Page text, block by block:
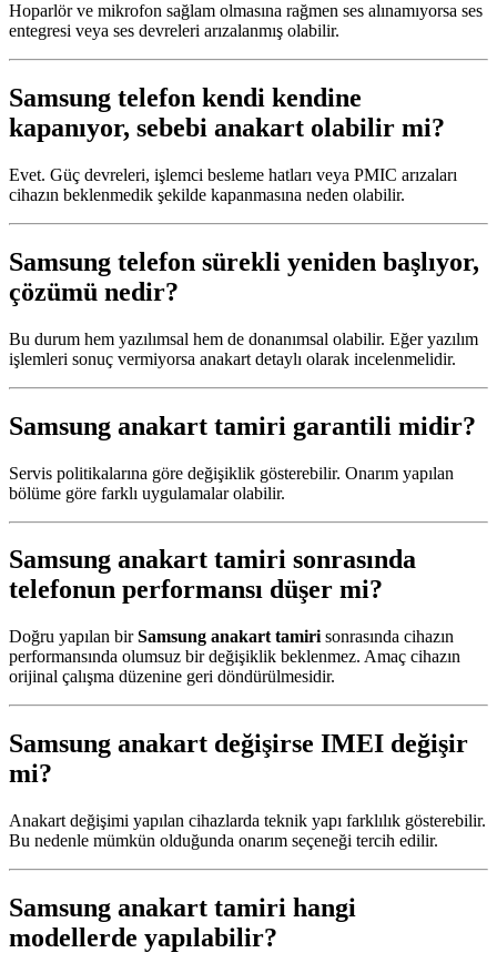
Hoparlör ve mikrofon sağlam olmasına rağmen ses alınamıyorsa ses
entegresi veya ses devreleri arızalanmış olabilir.
Samsung telefon kendi kendine
kapanıyor, sebebi anakart olabilir mi?
Evet. Güç devreleri, işlemci besleme hatları veya PMIC arızaları
cihazın beklenmedik şekilde kapanmasına neden olabilir.
Samsung telefon sürekli yeniden başlıyor,
çözümü nedir?
Bu durum hem yazılımsal hem de donanımsal olabilir. Eğer yazılım
işlemleri sonuç vermiyorsa anakart detaylı olarak incelenmelidir.
Samsung anakart tamiri garantili midir?
Servis politikalarına göre değişiklik gösterebilir. Onarım yapılan
bölüme göre farklı uygulamalar olabilir.
Samsung anakart tamiri sonrasında
telefonun performansı düşer mi?
Doğru yapılan birSamsung anakart tamiri sonrasında cihazın
performansında olumsuz bir değişiklik beklenmez. Amaç cihazın
orijinal çalışma düzenine geri döndürülmesidir.
Samsung anakart değişirse IMEI değişir
mi?
Anakart değişimi yapılan cihazlarda teknik yapı farklılık gösterebilir.
Bu nedenle mümkün olduğunda onarım seçeneği tercih edilir.
Samsung anakart tamiri hangi
modellerde yapılabilir?